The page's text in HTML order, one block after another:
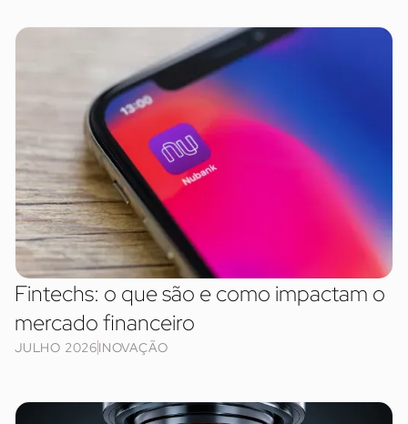
Fintechs: o que são e como impactam o
mercado financeiro
JULHO 2026INOVAÇÃO